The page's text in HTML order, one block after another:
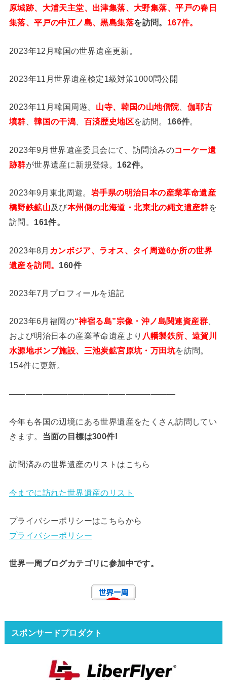
原城跡、大浦天主堂、出津集落、大野集落、平戸の春日
集落、平戸の中江ノ島、黒島集落を訪問。 167件。
2023年12月韓国の世界遺産更新。
2023年11月世界遺産検定1級対策1000問公開
2023年11月韓国周遊。 山寺、韓国の山地僧院、 伽耶古
墳群 、韓国の干潟 百済歴史地区を訪問。 166件。
2023年9月世界遺産委員会にて、訪問済みのコーケー遺
跡群が世界遺産に新規登録。 162件。
2023年9月東北周遊。 岩手県の明治日本の産業革命遺産
橋野鉄鉱山及び本州側の北海道・北東北の縄文遺産群を
訪問。 161件。
2023年8月 カンボジア、ラオス、タイ周遊6か所の世界
遺産を訪問。 160件
2023年7月プロフィールを追記
2023年6月福岡の“神宿る島”宗像・沖ノ島関連資産群
および明治日本の産業革命遺産より 八幡製鉄所、遠賀川
水源地ポンプ施設、三池炭鉱宮原坑・万田坑を訪問。
154件に更新。
————————————————————
今年も各国の辺境にある世界遺産をたくさん訪問してい
きます。 当面の目標は300件!
訪問済みの世界遺産のリストはこちら
今までに訪れた世界遺産のリスト
プライバシーポリシーはこちらから
プライバシーポリシー
世界一周ブログカテゴリに参加中です。
スポンサードプロダクト